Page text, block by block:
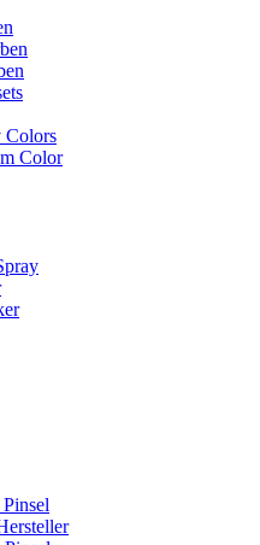
Colors
Color